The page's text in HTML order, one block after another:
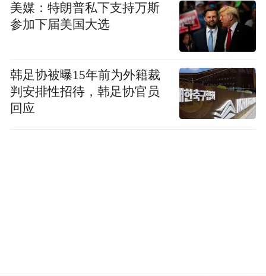
美媒：特朗普私下支持万斯
参加下届美国大选
韩足协被曝15年前为外籍裁
判安排性招待，韩足协官员
回应